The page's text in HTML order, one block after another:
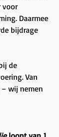
voor
Daarmee
bijdrage
de
Van
wij nemen